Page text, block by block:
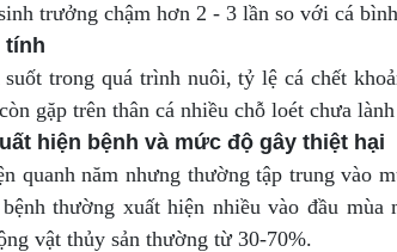
trưởng chậm hơn 2 - 3 lần so với cá
tính
suốt trong quá trình nuôi, tỷ lệ cá chết
gặp trên thân cá nhiều chỗ loét chưa
hiện bệnh và mức độ gây thiệt hại
quanh năm nhưng thường tập trung vào
thường xuất hiện nhiều vào đầu
vật thủy sản thường từ 30-70%.